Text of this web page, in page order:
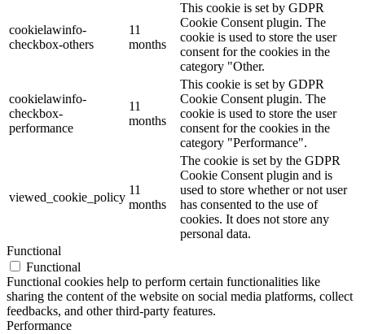
cookielawinfo-
checkbox-others
11
months
This cookie is set by GDPR
Cookie Consent plugin. The
cookie is used to store the user
consent for the cookies in the
category "Other.
cookielawinfo-
checkbox-
performance
11
months
This cookie is set by GDPR
Cookie Consent plugin. The
cookie is used to store the user
consent for the cookies in the
category "Performance".
viewed_cookie_policy
11
months
The cookie is set by the GDPR
Cookie Consent plugin and is
used to store whether or not user
has consented to the use of
cookies. It does not store any
personal data.
Functional
Functional
Functional cookies help to perform certain functionalities like
sharing the content of the website on social media platforms, collect
feedbacks, and other third-party features.
Performance